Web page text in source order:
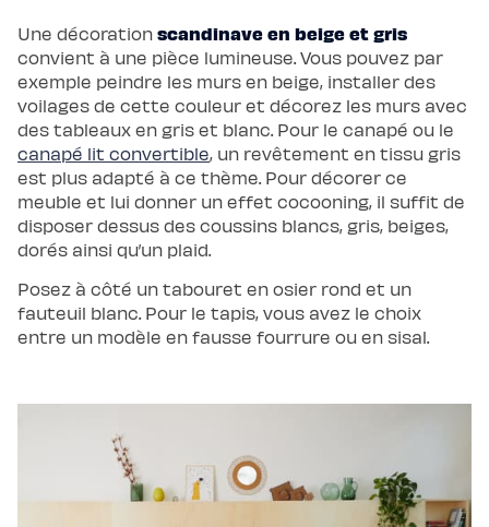
Sommier
en
bois
Sommier
électrique
Lits
et
têtes
de
lit
Lit
tapissier
Lit
scandi
Lit
coffre
Lit
en
bois
Lit
électrique
et
Oreiller
Une décoration scandinave en beige et gris
convient à une pièce lumineuse. Vous pouvez par
exemple peindre les murs en beige, installer des
voilages de cette couleur et décorez les murs avec
des tableaux en gris et blanc. Pour le canapé ou le
canapé lit convertible, un revêtement en tissu gris
est plus adapté à ce thème. Pour décorer ce
meuble et lui donner un effet cocooning, il suffit de
disposer dessus des coussins blancs, gris, beiges,
dorés ainsi qu’un plaid.
Posez à côté un tabouret en osier rond et un
fauteuil blanc. Pour le tapis, vous avez le choix
entre un modèle en fausse fourrure ou en sisal.